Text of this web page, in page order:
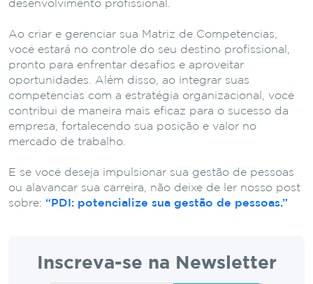
desenvolvimento profissional.
Ao criar e gerenciar sua Matriz de Competências,
você estará no controle do seu destino profissional,
pronto para enfrentar desafios e aproveitar
oportunidades. Além disso, ao integrar suas
competências com a estratégia organizacional, você
contribui de maneira mais eficaz para o sucesso da
empresa, fortalecendo sua posição e valor no
mercado de trabalho.
E se você deseja impulsionar sua gestão de pessoas
ou alavancar sua carreira, não deixe de ler nosso post
sobre: “PDI: potencialize sua gestão de pessoas.”
Inscreva-se na Newsletter